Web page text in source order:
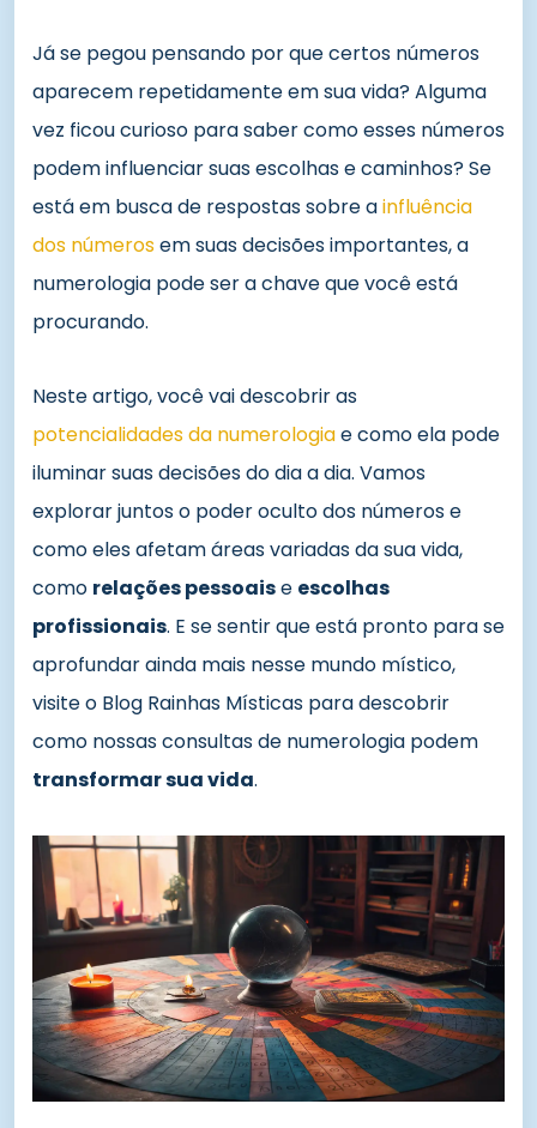
Já se pegou pensando por que certos números
aparecem repetidamente em sua vida? Alguma
vez ficou curioso para saber como esses números
podem influenciar suas escolhas e caminhos? Se
está em busca de respostas sobre ainfluência
dos númerosem suas decisões importantes, a
numerologia pode ser a chave que você está
procurando.
Neste artigo, você vai descobrir as
potencialidades da numerologiae como ela pode
iluminar suas decisões do dia a dia. Vamos
explorar juntos o poder oculto dos números e
como eles afetam áreas variadas da sua vida,
como relações pessoaise escolhas
profissionais. E se sentir que está pronto para se
aprofundar ainda mais nesse mundo místico,
visite o Blog Rainhas Místicas para descobrir
como nossas consultas de numerologia podem
transformar sua vida.